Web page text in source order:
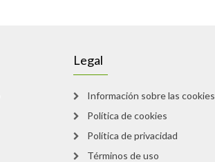
Legal
Información sobre las cookies
Política de cookies
Política de privacidad
Términos de uso